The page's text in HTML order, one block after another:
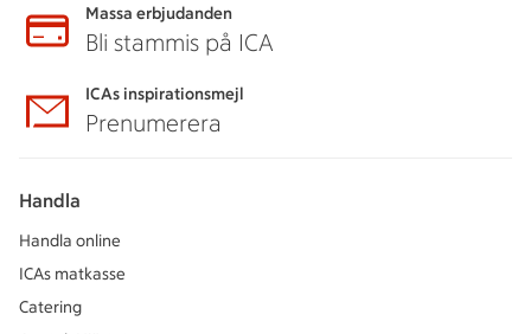
Massa erbjudanden
Bli stammis på ICA
ICAs inspirationsmejl
Prenumerera
Handla
Handla online
ICAs matkasse
Catering